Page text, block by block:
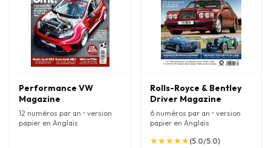
Performance VW
Magazine
12 numéros par an • version
papier en Anglais
Rolls-Royce & Bentley
Driver Magazine
6 numéros par an • version
papier en Anglais
★
★★
★★
★★
★★
★(5.0/5.0)